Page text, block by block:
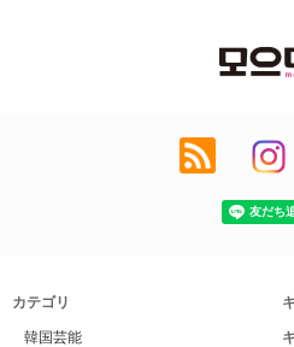
カテゴリ
韓国芸能